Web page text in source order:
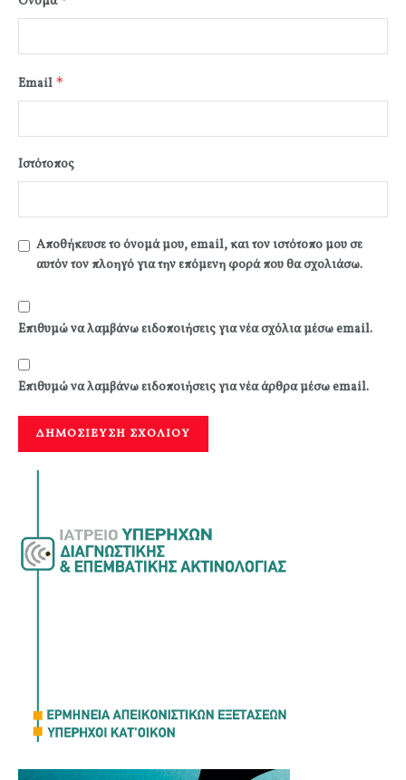
Email *
Ιστότοπος
Αποθήκευσε το όνομά μου, email, και τον ιστότοπο μου σε
αυτόν τον πλοηγό για την επόμενη φορά που θα σχολιάσω.
Επιθυμώ να λαμβάνω ειδοποιήσεις για νέα σχόλια μέσω email.
Επιθυμώ να λαμβάνω ειδοποιήσεις για νέα άρθρα μέσω email.